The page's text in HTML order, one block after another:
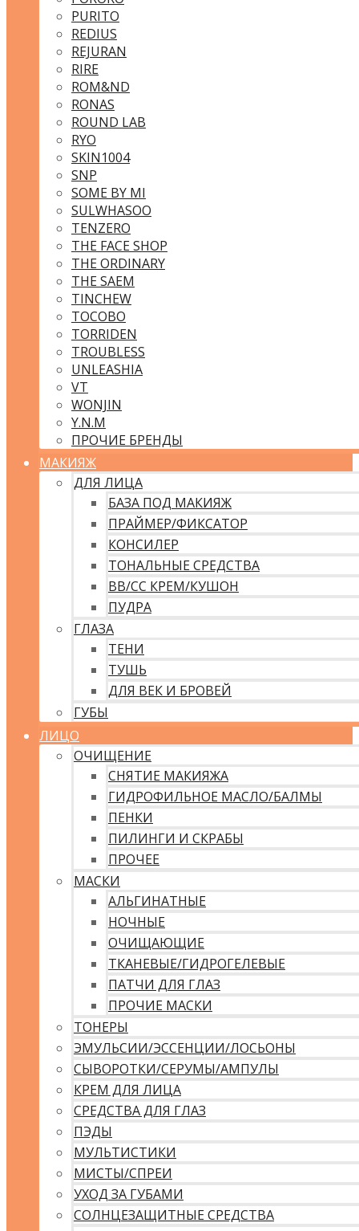
PURITO
REDIUS
REJURAN
RIRE
ROM&ND
RONAS
ROUND LAB
RYO
SKIN1004
SNP
SOME BY MI
SULWHASOO
TENZERO
THE FACE SHOP
THE ORDINARY
THE SAEM
TINCHEW
TOCOBO
TORRIDEN
TROUBLESS
UNLEASHIA
VT
WONJIN
Y.N.M
ПРОЧИЕ БРЕНДЫ
МАКИЯЖ
ДЛЯ ЛИЦА
БАЗА ПОД МАКИЯЖ
ПРАЙМЕР/ФИКСАТОР
КОНСИЛЕР
ТОНАЛЬНЫЕ СРЕДСТВА
ВВ/CC КРЕМ/КУШОН
ПУДРА
ГЛАЗА
ТЕНИ
ТУШЬ
ДЛЯ ВЕК И БРОВЕЙ
ГУБЫ
ЛИЦО
ОЧИЩЕНИЕ
СНЯТИЕ МАКИЯЖА
ГИДРОФИЛЬНОЕ МАСЛО/БАЛМЫ
ПЕНКИ
ПИЛИНГИ И СКРАБЫ
ПРОЧЕЕ
МАСКИ
АЛЬГИНАТНЫЕ
НОЧНЫЕ
ОЧИЩАЮЩИЕ
ТКАНЕВЫЕ/ГИДРОГЕЛЕВЫЕ
ПАТЧИ ДЛЯ ГЛАЗ
ПРОЧИЕ МАСКИ
ТОНЕРЫ
ЭМУЛЬСИИ/ЭССЕНЦИИ/ЛОСЬОНЫ
СЫВОРОТКИ/СЕРУМЫ/АМПУЛЫ
КРЕМ ДЛЯ ЛИЦА
СРЕДСТВА ДЛЯ ГЛАЗ
ПЭДЫ
МУЛЬТИСТИКИ
МИСТЫ/СПРЕИ
УХОД ЗА ГУБАМИ
СОЛНЦЕЗАЩИТНЫЕ СРЕДСТВА